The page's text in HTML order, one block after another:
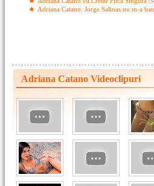
Adriana Catano: Jorge Salinas nu m-a
Adriana Catano Videoclipuri